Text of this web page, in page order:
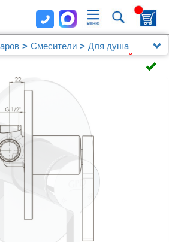
Смесители
Для душа
MAD165 С ВНУТРЕННЕЙ